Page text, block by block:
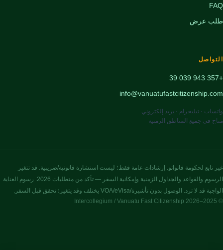
FAQ
طلب عرض
التواصل
+357 943 039 39
info@vanuatufastcitizenship.com
واتساب · تيليجرام · بريد إلكتروني
متاح في جميع المناطق الزمنية
غير تابع لحكومة فانواتو. إرشادات عامة فقط؛ ليست استشارة قانونية/ضريبية. قد تتغير
الرسوم والقواعد والجداول الزمنية وإمكانية السفر — تأكد من متطلبات 2026. رسوم العناية
الواجبة قد لا ترد. الوصول بدون تأشيرة/VOA/eVisa يختلف وقد يتغير؛ تحقق قبل السفر.
© 2025–2026 Intercollegium / Vanuatu Fast Citizenship